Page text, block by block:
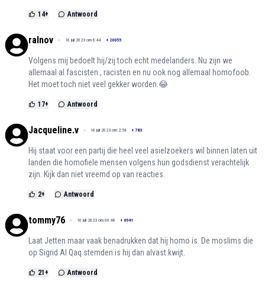
14+ Antwoord
ralnov 16 juli 2023 om 6:44 + 20055
Volgens mij bedoelt hij/zij toch echt medelanders. Nu zijn we
allemaal al fascisten , racisten en nu ook nog allemaal homofoob.
Het moet toch niet veel gekker worden.😂
17+ Antwoord
Jacqueline.v 16 juli 2023 om 2:54 + 783
Hij staat voor een partij die heel veel asielzoekers wil binnen laten uit
landen die homofiele mensen volgens hun godsdienst verachtelijk
zijn. Kijk dan niet vreemd op van reacties.
2+ Antwoord
tommy76 16 juli 2023 om 00:48 + 6941
Laat Jetten maar vaak benadrukken dat hij homo is. De moslims die
op Sigrid Al Qaq stemden is hij dan alvast kwijt.
21 + Antwoord